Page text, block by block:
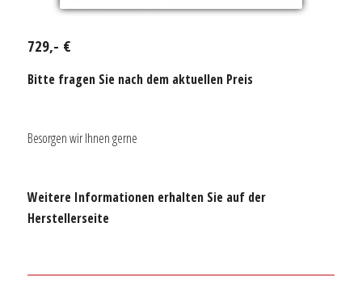
729,- €
Bitte fragen Sie nach dem aktuellen Preis
Besorgen wir Ihnen gerne
Weitere Informationen erhalten Sie auf der
Herstellerseite